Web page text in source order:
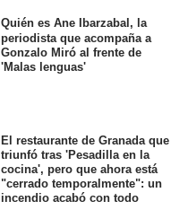
Quién es Ane Ibarzabal, la
periodista que acompaña a
Gonzalo Miró al frente de
'Malas lenguas'
El restaurante de Granada que
triunfó tras 'Pesadilla en la
cocina', pero que ahora está
"cerrado temporalmente": un
incendio acabó con todo